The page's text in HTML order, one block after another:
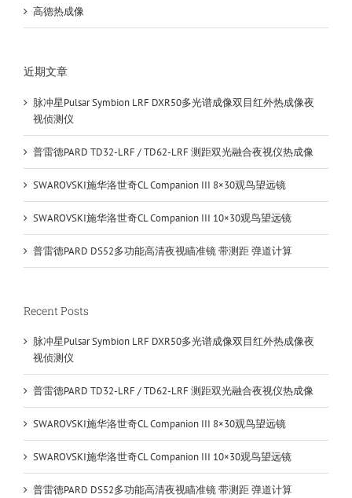
高德热成像
近期文章
脉冲星Pulsar Symbion LRF DXR50多光谱成像双目红外热成像夜
视侦测仪
普雷德PARD TD32-LRF / TD62-LRF 测距双光融合夜视仪热成像
SWAROVSKI施华洛世奇CL Companion III 8×30观鸟望远镜
SWAROVSKI施华洛世奇CL Companion III 10×30观鸟望远镜
普雷德PARD DS52多功能高清夜视瞄准镜 带测距 弹道计算
Recent Posts
脉冲星Pulsar Symbion LRF DXR50多光谱成像双目红外热成像夜
视侦测仪
普雷德PARD TD32-LRF / TD62-LRF 测距双光融合夜视仪热成像
SWAROVSKI施华洛世奇CL Companion III 8×30观鸟望远镜
SWAROVSKI施华洛世奇CL Companion III 10×30观鸟望远镜
普雷德PARD DS52多功能高清夜视瞄准镜 带测距 弹道计算